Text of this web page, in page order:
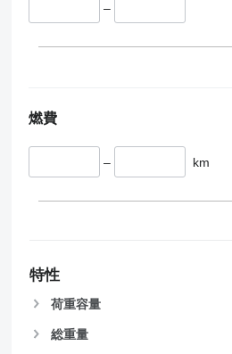
–
燃費
– km
特性
荷重容量
総重量